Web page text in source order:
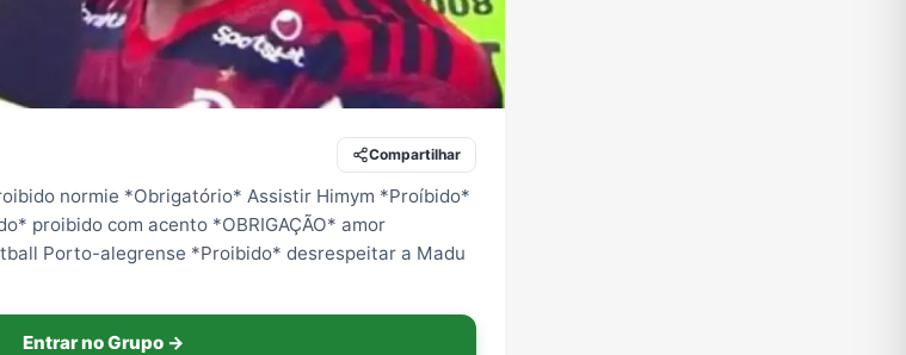
Compartilhar
normie *Obrigatório* Assistir Himym *Proíbido*
proibido com acento *OBRIGAÇÃO* amor
Porto-alegrense *Proibido* desrespeitar a Madu
Entrar no Grupo →